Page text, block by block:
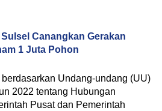
Canangkan Gerakan
1 Juta Pohon
Undang-undang (UU)
2022 tentang Hubungan
Pusat dan Pemerintah